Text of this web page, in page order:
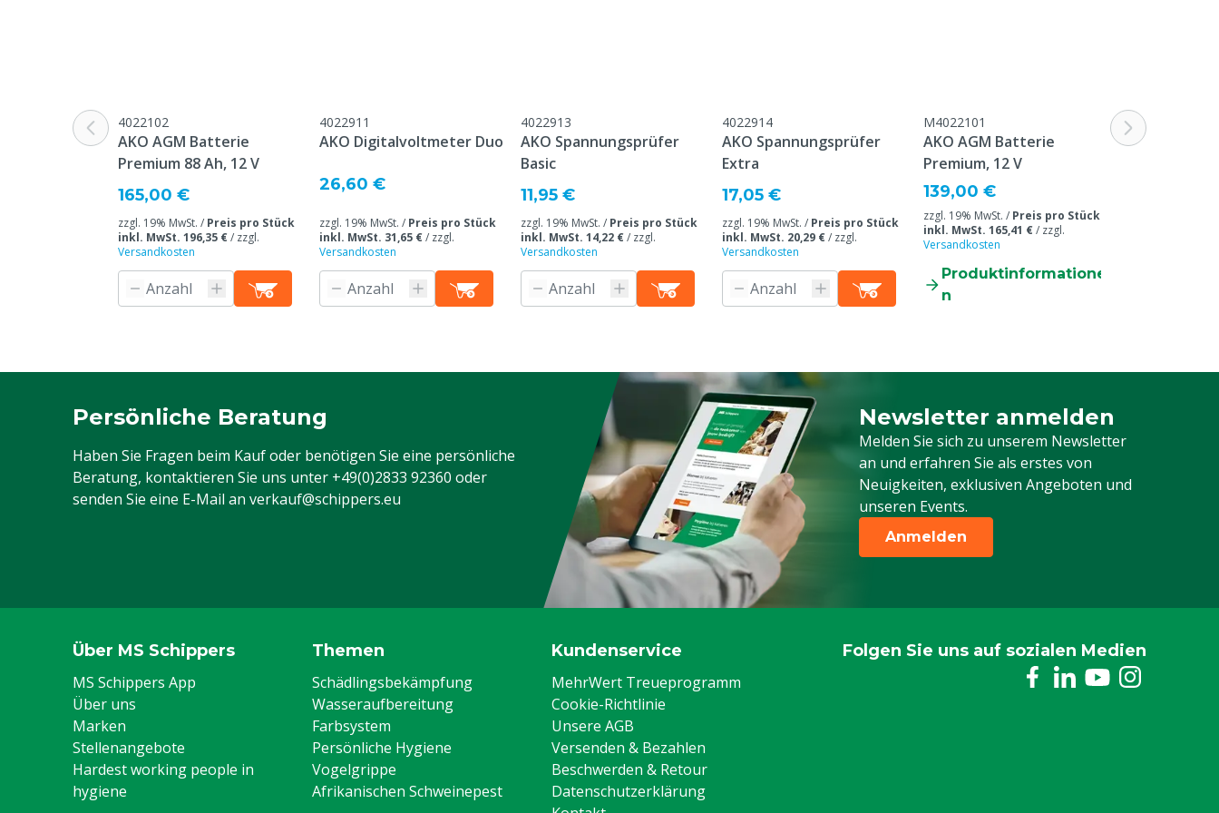
Spannung
Maximale Länge des Zauns
ohne Bepflanzung
40 km
Stückzahl
Garantie
5 Jahre Herstellergarantie, ohne
Modell
Mobil power
Maximale Länge des Zauns
mit leichter Vegetation
11 km
Batterie(n)/Akku(s) enthalten
Nein
4022102
AKO AGM Batterie
Premium 88 Ah, 12 V
165,00 €
zzgl. 19% MwSt. / Preis pro Stück
inkl. MwSt. 196,35 €/ zzgl.
Versandkosten
4022911
AKO Digitalvoltmeter Duo
26,60 €
zzgl. 19% MwSt. / Preis pro Stück
inkl. MwSt. 31,65 €/ zzgl.
Versandkosten
4022913
AKO Spannungsprüfer
Basic
11,95 €
zzgl. 19% MwSt. / Preis pro Stück
inkl. MwSt. 14,22 €/ zzgl.
Versandkosten
4022914
AKO Spannungsprüfer
Extra
17,05 €
zzgl. 19% MwSt. / Preis pro Stück
inkl. MwSt. 20,29 €/ zzgl.
Versandkosten
M4022101
AKO AGM Batterie
Premium, 12 V
139,00 €
zzgl. 19% MwSt. / Preis pro Stück
inkl. MwSt. 165,41 €/ zzgl.
Versandkosten
Produktinformatione
n
M4022200
AKO Seil
Persönliche Beratung
Haben Sie Fragen beim Kauf oder benötigen Sie eine persönliche
Beratung, kontaktieren Sie uns unter +49(0)2833 92360 oder
senden Sie eine E-Mail an verkauf@schippers.eu
Newsletter anmelden
Melden Sie sich zu unserem Newsletter
an und erfahren Sie als erstes von
Neuigkeiten, exklusiven Angeboten und
unseren Events.
Melden Sie sich für unseren Newsletter
Anmelden
Über MS Schippers
MS Schippers App
Über uns
Marken
Stellenangebote
Hardest working people in
hygiene
Themen
Schädlingsbekämpfung
Wasseraufbereitung
Farbsystem
Persönliche Hygiene
Vogelgrippe
Afrikanischen Schweinepest
Kundenservice
MehrWert Treueprogramm
Cookie-Richtlinie
Unsere AGB
Versenden & Bezahlen
Beschwerden & Retour
Datenschutzerklärung
Folgen Sie uns auf sozialen Medien